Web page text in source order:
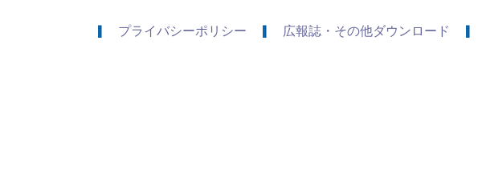
プライバシーポリシー 広報誌・その他ダウンロード